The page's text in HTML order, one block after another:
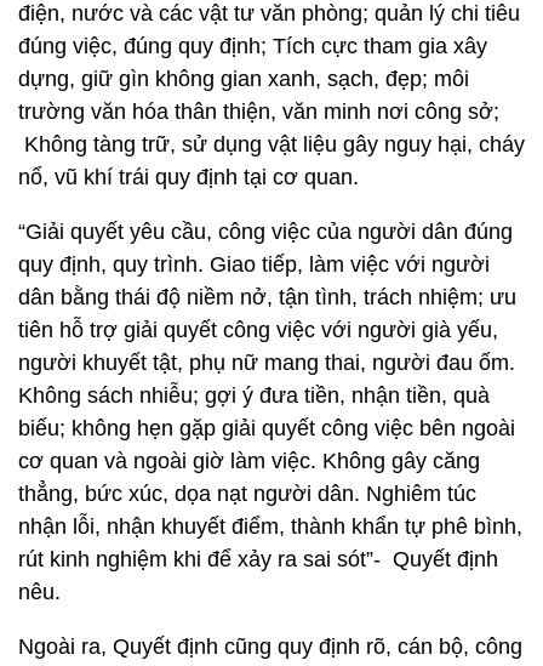
điện, nước và các vật tư văn phòng; quản lý chi tiêu
đúng việc, đúng quy định; Tích cực tham gia xây
dựng, giữ gìn không gian xanh, sạch, đẹp; môi
trường văn hóa thân thiện, văn minh nơi công sở;
Không tàng trữ, sử dụng vật liệu gây nguy hại, cháy
nổ, vũ khí trái quy định tại cơ quan.
“Giải quyết yêu cầu, công việc của người dân đúng
quy định, quy trình. Giao tiếp, làm việc với người
dân bằng thái độ niềm nở, tận tình, trách nhiệm; ưu
tiên hỗ trợ giải quyết công việc với người già yếu,
người khuyết tật, phụ nữ mang thai, người đau ốm.
Không sách nhiễu; gợi ý đưa tiền, nhận tiền, quà
biếu; không hẹn gặp giải quyết công việc bên ngoài
cơ quan và ngoài giờ làm việc. Không gây căng
thẳng, bức xúc, dọa nạt người dân. Nghiêm túc
nhận lỗi, nhận khuyết điểm, thành khẩn tự phê bình,
rút kinh nghiệm khi để xảy ra sai sót”- Quyết định
nêu.
Ngoài ra, Quyết định cũng quy định rõ, cán bộ, công